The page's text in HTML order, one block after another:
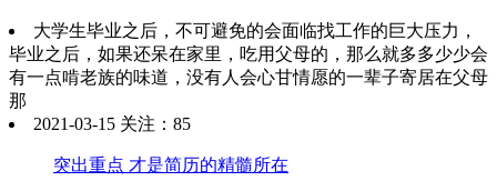
大学生毕业之后，不可避免的会面临找工作的巨大压力，
毕业之后，如果还呆在家里，吃用父母的，那么就多多少少会
有一点啃老族的味道，没有人会心甘情愿的一辈子寄居在父母
那
2021-03-15 关注：85
突出重点 才是简历的精髓所在